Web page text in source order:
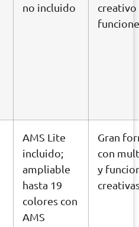
no incluido
creativo
AMS Lite
incluido;
ampliable
hasta 19
colores con
AMS
Gran
con
y